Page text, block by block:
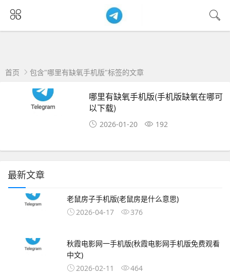
首页 包含"哪里有缺氧手机版"标签的文章
哪里有缺氧手机版(手机版缺氧在哪可
以下载)
2026-01-20 192
最新文章
老鼠房子手机版(老鼠房是什么意思)
2026-04-17
376
秋霞电影网一手机版(秋霞电影网手机版免费观看
中文)
2026-02-11
464